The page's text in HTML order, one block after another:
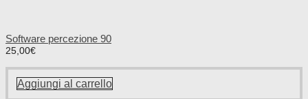
Software percezione 90
25,00€
Aggiungi al carrello